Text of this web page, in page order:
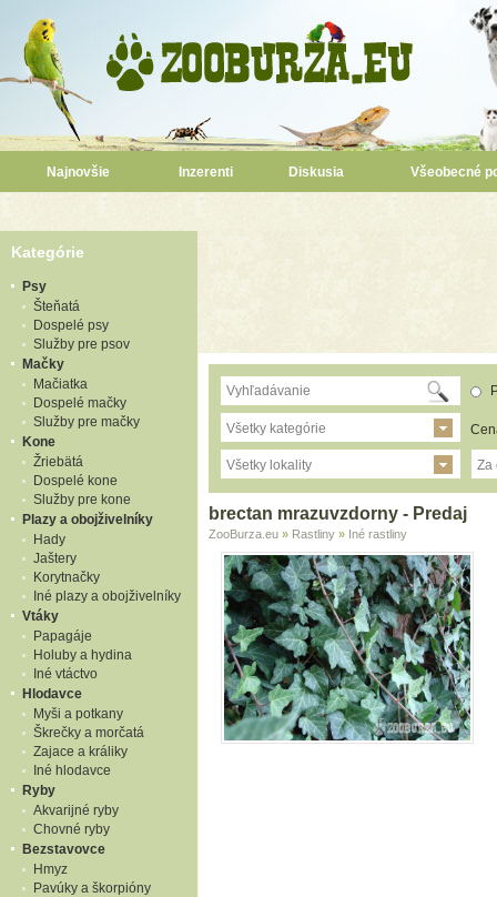
Najnovšie Inzerenti Diskusia Všeobecné
Kategórie
Psy
Šteňatá
Dospelé psy
Služby pre psov
Mačky
Mačiatka
Dospelé mačky
Služby pre mačky
Kone
Žriebätá
Dospelé kone
Služby pre kone
Plazy a obojživelníky
Hady
Jaštery
Korytnačky
Iné plazy a obojživelníky
Vtáky
Papagáje
Holuby a hydina
Iné vtáctvo
Hlodavce
Myši a potkany
Škrečky a morčatá
Zajace a králiky
Iné hlodavce
Ryby
Akvarijné ryby
Chovné ryby
Bezstavovce
Hmyz
Pavúky a škorpióny
Všetky kategórie
Všetky lokality Za
brectan mrazuvzdorny - Predaj
ZooBurza.eu » Rastliny » Iné rastliny